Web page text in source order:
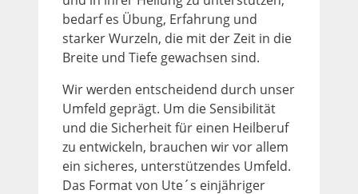
bedarf es Übung, Erfahrung und
starker Wurzeln, die mit der Zeit in die
Breite und Tiefe gewachsen sind.
Wir werden entscheidend durch unser
Umfeld geprägt. Um die Sensibilität
und die Sicherheit für einen Heilberuf
zu entwickeln, brauchen wir vor allem
ein sicheres, unterstützendes Umfeld.
Das Format von Ute´s einjähriger